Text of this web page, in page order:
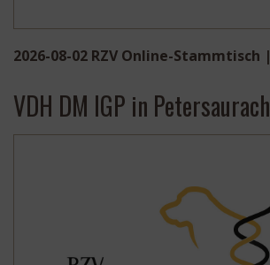
2026-08-02 RZV Online-Stammtisch |
VDH DM IGP in Petersaurach